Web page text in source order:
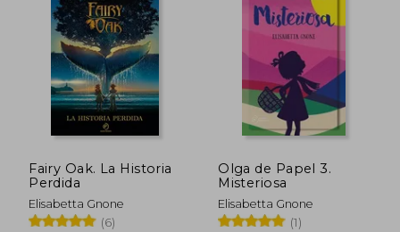
Fairy Oak. La Historia
Perdida
Elisabetta Gnone
(6)
Olga de Papel 3.
Misteriosa
Elisabetta Gnone
(1)